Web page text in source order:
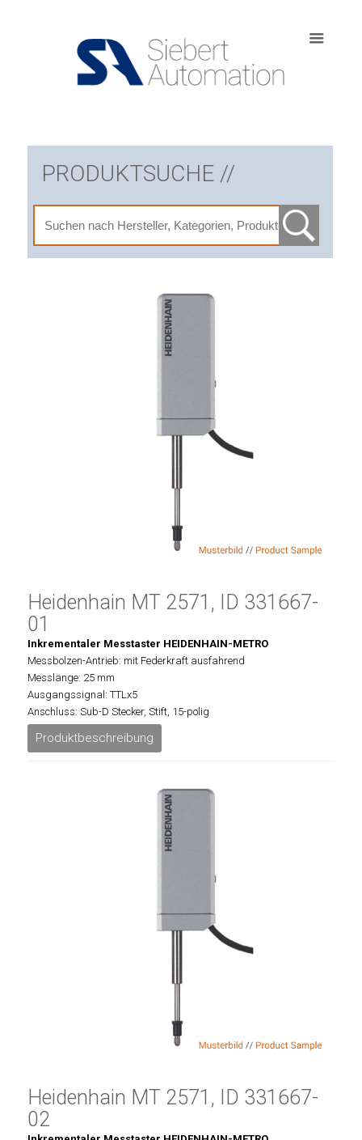
PRODUKTSUCHE //
Heidenhain MT 2571, ID 331667-
01
Inkrementaler Messtaster HEIDENHAIN-METRO
Messbolzen-Antrieb: mit Federkraft ausfahrend
Messlänge: 25 mm
Ausgangssignal: TTLx5
Anschluss: Sub-D Stecker, Stift, 15-polig
Produktbeschreibung
Heidenhain MT 2571, ID 331667-
02